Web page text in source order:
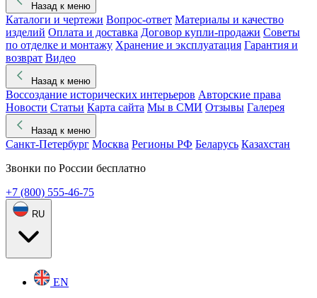
Назад к меню
Каталоги и чертежи Вопрос-ответ Материалы и качество
изделий Оплата и доставка Договор купли-продажи Советы
по отделке и монтажу Хранение и эксплуатация Гарантия и
возврат Видео
Назад к меню
Воссоздание исторических интерьеров Авторские права
Новости Статьи Карта сайта Мы в СМИ Отзывы Галерея
Назад к меню
Санкт-Петербург Москва Регионы РФ Беларусь Казахстан
Звонки по России бесплатно
+7 (800) 555-46-75
RU
EN